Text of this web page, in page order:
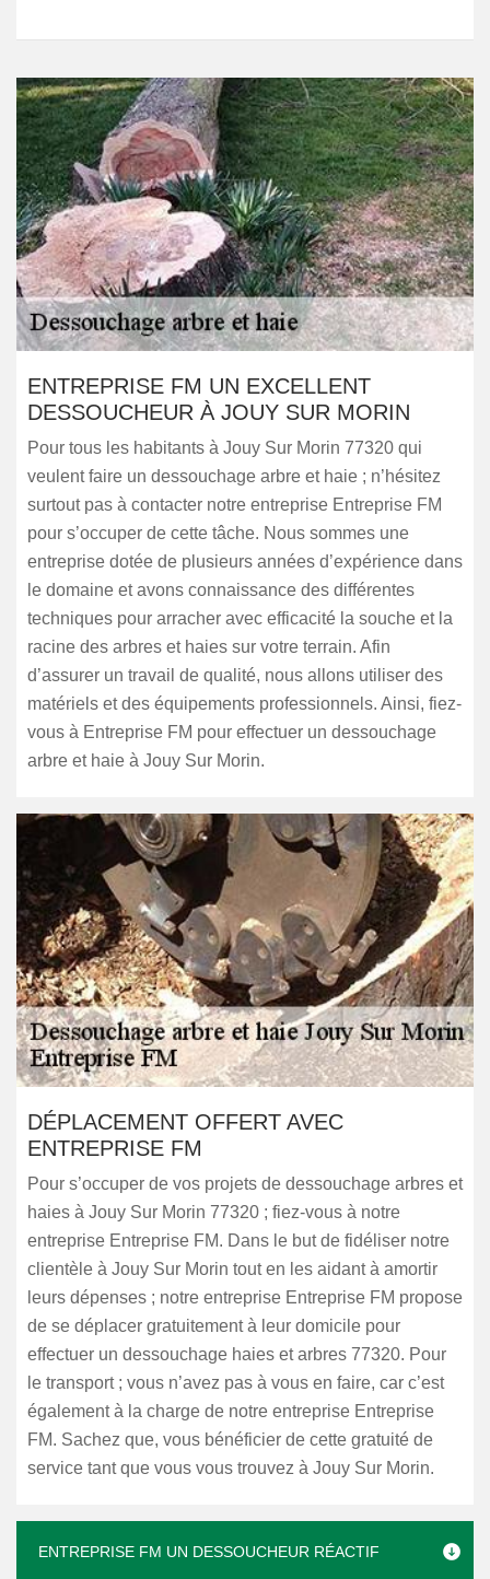
ENTREPRISE FM UN EXCELLENT
DESSOUCHEUR À JOUY SUR MORIN
Pour tous les habitants à Jouy Sur Morin 77320 qui
veulent faire un dessouchage arbre et haie ; n’hésitez
surtout pas à contacter notre entreprise Entreprise FM
pour s’occuper de cette tâche. Nous sommes une
entreprise dotée de plusieurs années d’expérience dans
le domaine et avons connaissance des différentes
techniques pour arracher avec efficacité la souche et la
racine des arbres et haies sur votre terrain. Afin
d’assurer un travail de qualité, nous allons utiliser des
matériels et des équipements professionnels. Ainsi, fiez-
vous à Entreprise FM pour effectuer un dessouchage
arbre et haie à Jouy Sur Morin.
DÉPLACEMENT OFFERT AVEC
ENTREPRISE FM
Pour s’occuper de vos projets de dessouchage arbres et
haies à Jouy Sur Morin 77320 ; fiez-vous à notre
entreprise Entreprise FM. Dans le but de fidéliser notre
clientèle à Jouy Sur Morin tout en les aidant à amortir
leurs dépenses ; notre entreprise Entreprise FM propose
de se déplacer gratuitement à leur domicile pour
effectuer un dessouchage haies et arbres 77320. Pour
le transport ; vous n’avez pas à vous en faire, car c’est
également à la charge de notre entreprise Entreprise
FM. Sachez que, vous bénéficier de cette gratuité de
service tant que vous vous trouvez à Jouy Sur Morin.
ENTREPRISE FM UN DESSOUCHEUR RÉACTIF